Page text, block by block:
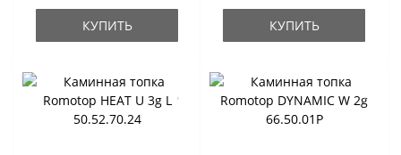
КУПИТЬ КУПИТЬ